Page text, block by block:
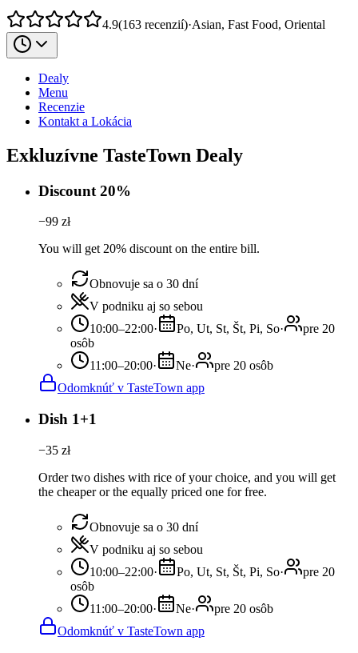
4.9(163 recenzií)·Asian, Fast Food, Oriental
Dealy
Menu
Recenzie
Kontakt a Lokácia
Exkluzívne TasteTown Dealy
Discount 20%
−99 zł
You will get 20% discount on the entire bill.
Obnovuje sa o 30 dní
V podniku aj so sebou
10:00–22:00· Po, Ut, St, Št, Pi, So·
pre 20
osôb
11:00–20:00· Ne·
pre 20 osôb
Odomknúť v TasteTown app
Dish 1+1
−35 zł
Order two dishes with rice of your choice, and you will get
the cheaper or the equally priced one for free.
Obnovuje sa o 30 dní
V podniku aj so sebou
10:00–22:00· Po, Ut, St, Št, Pi, So·
pre 20
osôb
11:00–20:00· Ne·
pre 20 osôb
Odomknúť v TasteTown app